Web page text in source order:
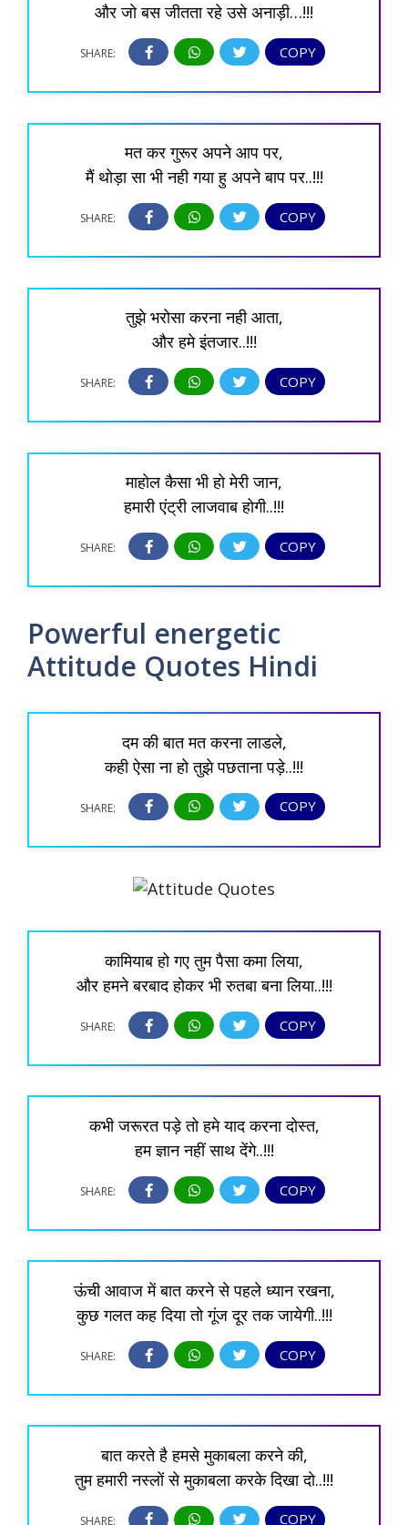
और जो बस जीतता रहे उसे अनाड़ी…!!!
SHARE: COPY
मत कर गुरूर अपने आप पर,
मैं थोड़ा सा भी नही गया हु अपने बाप पर..!!!
SHARE: COPY
तुझे भरोसा करना नही आता,
और हमे इंतजार..!!!
SHARE: COPY
माहोल कैसा भी हो मेरी जान,
हमारी एंट्री लाजवाब होगी..!!!
SHARE: COPY
Powerful energetic
Attitude Quotes Hindi
दम की बात मत करना लाडले,
कही ऐसा ना हो तुझे पछताना पड़े..!!!
SHARE: COPY
कामियाब हो गए तुम पैसा कमा लिया,
और हमने बरबाद होकर भी रुतबा बना लिया..!!!
SHARE: COPY
कभी जरूरत पड़े तो हमे याद करना दोस्त,
हम ज्ञान नहीं साथ देंगे..!!!
SHARE: COPY
ऊंची आवाज में बात करने से पहले ध्यान रखना,
कुछ गलत कह दिया तो गूंज दूर तक जायेगी..!!!
SHARE: COPY
बात करते है हमसे मुकाबला करने की,
तुम हमारी नस्लों से मुकाबला करके दिखा दो..!!!
SHARE: COPY